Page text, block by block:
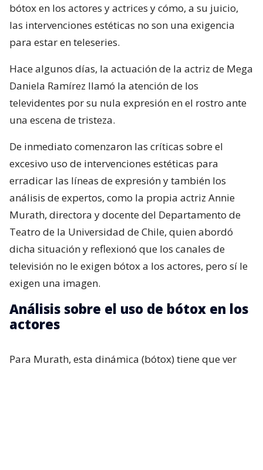
bótox en los actores y actrices y cómo, a su juicio,
las intervenciones estéticas no son una exigencia
para estar en teleseries.
Hace algunos días, la actuación de la actriz de Mega
Daniela Ramírez llamó la atención de los
televidentes por su nula expresión en el rostro ante
una escena de tristeza.
De inmediato comenzaron las críticas sobre el
excesivo uso de intervenciones estéticas para
erradicar las líneas de expresión y también los
análisis de expertos, como la propia actriz Annie
Murath, directora y docente del Departamento de
Teatro de la Universidad de Chile, quien abordó
dicha situación y reflexionó que los canales de
televisión no le exigen bótox a los actores, pero sí le
exigen una imagen.
Análisis sobre el uso de bótox en los
actores
Para Murath, esta dinámica (bótox) tiene que ver